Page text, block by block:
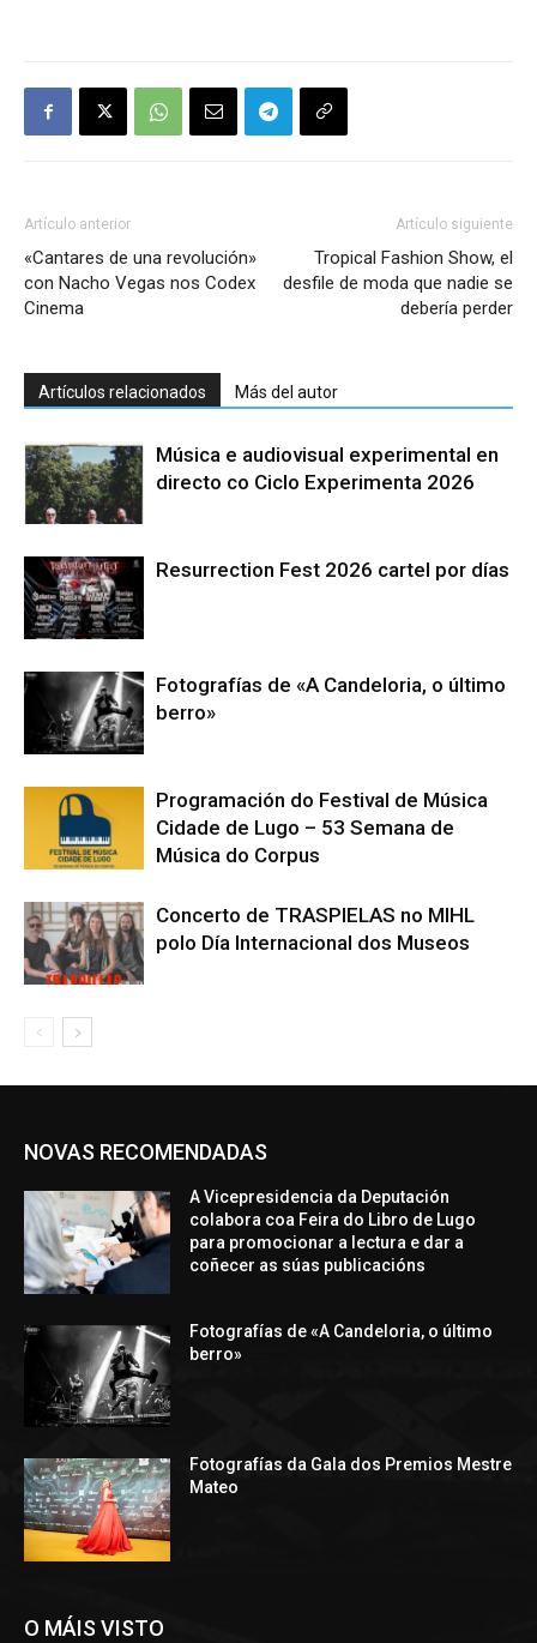
Artículo anterior
«Cantares de una revolución»
con Nacho Vegas nos Codex
Cinema
Artículo siguiente
Tropical Fashion Show, el
desfile de moda que nadie se
debería perder
Artículos relacionados Más del autor
Música e audiovisual experimental en
directo co Ciclo Experimenta 2026
Resurrection Fest 2026 cartel por días
Fotografías de «A Candeloria, o último
berro»
Programación do Festival de Música
Cidade de Lugo – 53 Semana de
Música do Corpus
Concerto de TRASPIELAS no MIHL
polo Día Internacional dos Museos
NOVAS RECOMENDADAS
A Vicepresidencia da Deputación
colabora coa Feira do Libro de Lugo
para promocionar a lectura e dar a
coñecer as súas publicacións
Fotografías de «A Candeloria, o último
berro»
Fotografías da Gala dos Premios Mestre
Mateo
O MÁIS VISTO